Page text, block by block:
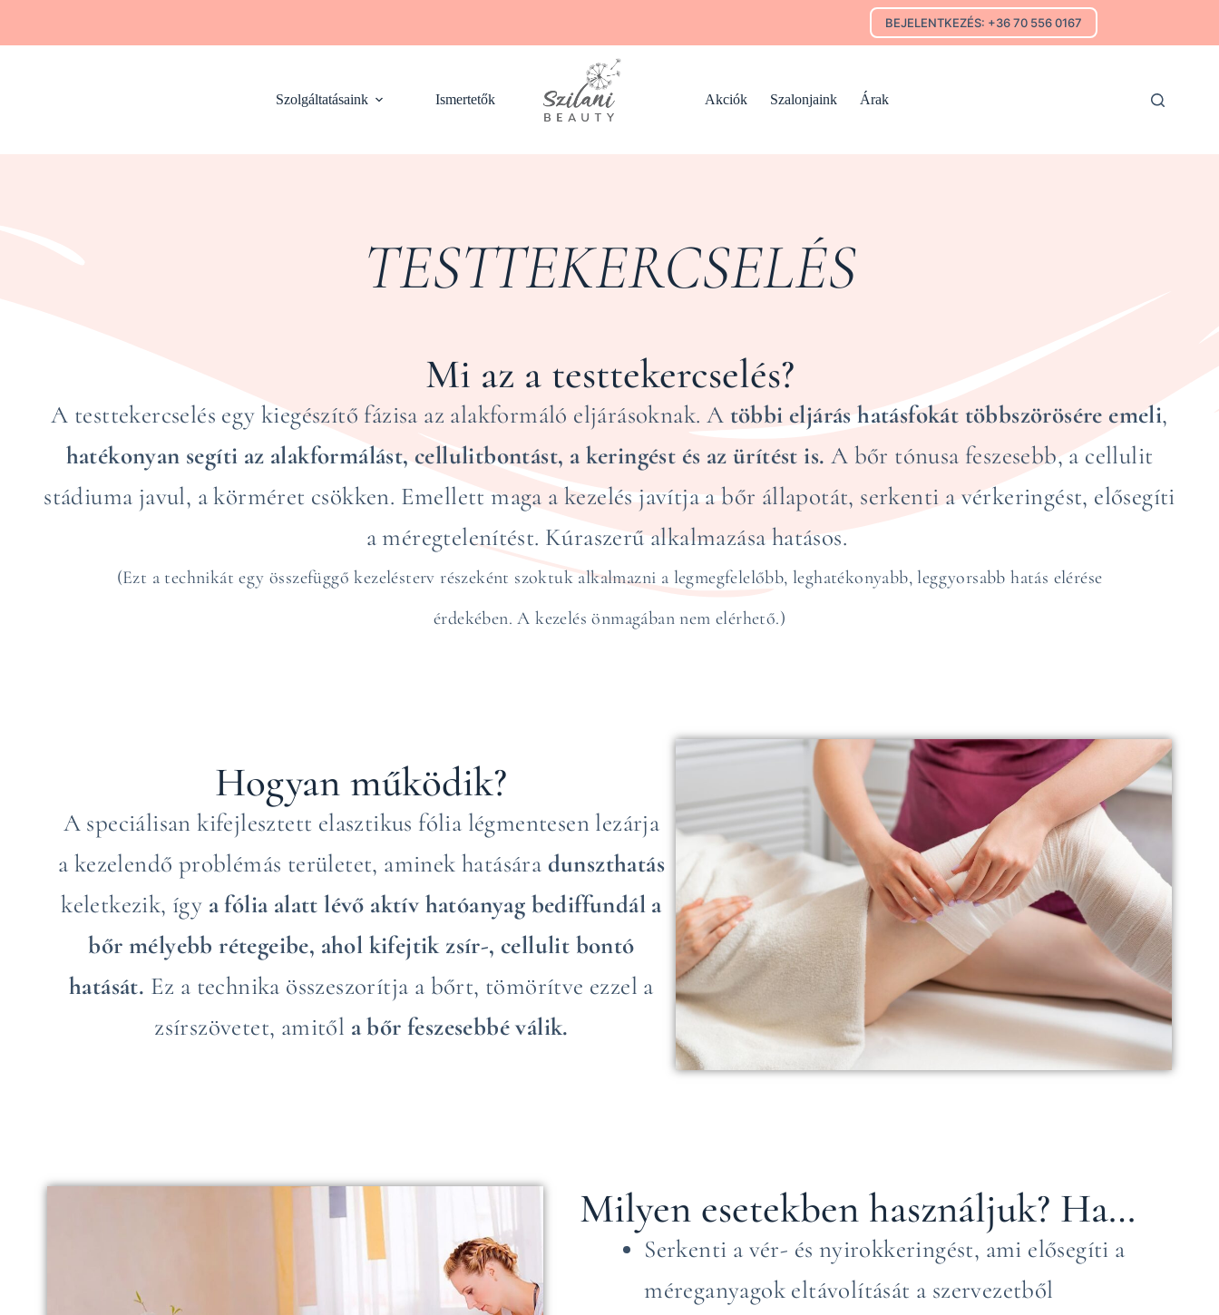
BEJELENTKEZÉS: +36 70 556 0167
Szolgáltatásaink Ismertetők Akciók Szalonjaink Árak
TESTTEKERCSELÉS
Mi az a testtekercselés?
A testtekercselés egy kiegészítő fázisa az alakformáló eljárásoknak. A többi eljárás hatásfokát többszörösére emeli,
hatékonyan segíti az alakformálást, cellulitbontást, a keringést és az ürítést is. A bőr tónusa feszesebb, a cellulit
stádiuma javul, a körméret csökken. Emellett maga a kezelés javítja a bőr állapotát, serkenti a vérkeringést, elősegíti
a méregtelenítést. Kúraszerű alkalmazása hatásos.
(Ezt a technikát egy összefüggő kezelésterv részeként szoktuk alkalmazni a legmegfelelőbb, leghatékonyabb, leggyorsabb hatás elérése
érdekében. A kezelés önmagában nem elérhető.)
Hogyan működik?
A speciálisan kifejlesztett elasztikus fólia légmentesen lezárja
a kezelendő problémás területet, aminek hatására dunszthatás
keletkezik, így a fólia alatt lévő aktív hatóanyag bediffundál a
bőr mélyebb rétegeibe, ahol kifejtik zsír-, cellulit bontó
hatását. Ez a technika összeszorítja a bőrt, tömörítve ezzel a
zsírszövetet, amitől a bőr feszesebbé válik.
Milyen esetekben használjuk? Ha…
Serkenti a vér- és nyirokkeringést, ami elősegíti a
méreganyagok eltávolítását a szervezetből